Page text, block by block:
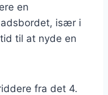
en
især i
til at nyde en
fra det 4.